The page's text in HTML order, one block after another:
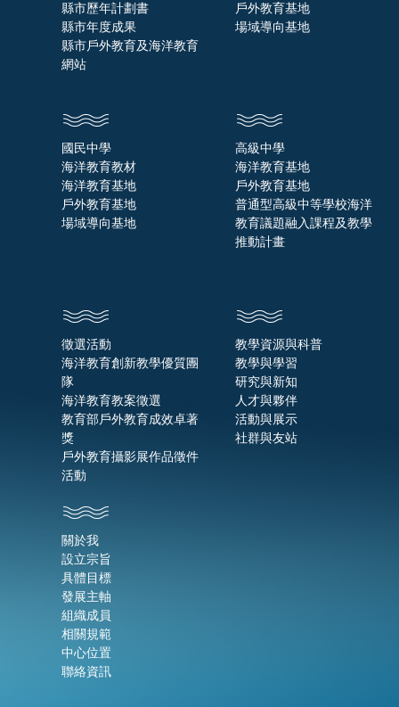
縣市歷年計劃書
縣市年度成果
縣市戶外教育及海洋教育
網站
戶外教育基地
場域導向基地
國民中學
海洋教育教材
海洋教育基地
戶外教育基地
場域導向基地
高級中學
海洋教育基地
戶外教育基地
普通型高級中等學校海洋
教育議題融入課程及教學
推動計畫
徵選活動
海洋教育創新教學優質團
隊
海洋教育教案徵選
教育部戶外教育成效卓著
獎
戶外教育攝影展作品徵件
活動
教學資源與科普
教學與學習
研究與新知
人才與夥伴
活動與展示
社群與友站
關於我
設立宗旨
具體目標
發展主軸
組織成員
相關規範
中心位置
聯絡資訊